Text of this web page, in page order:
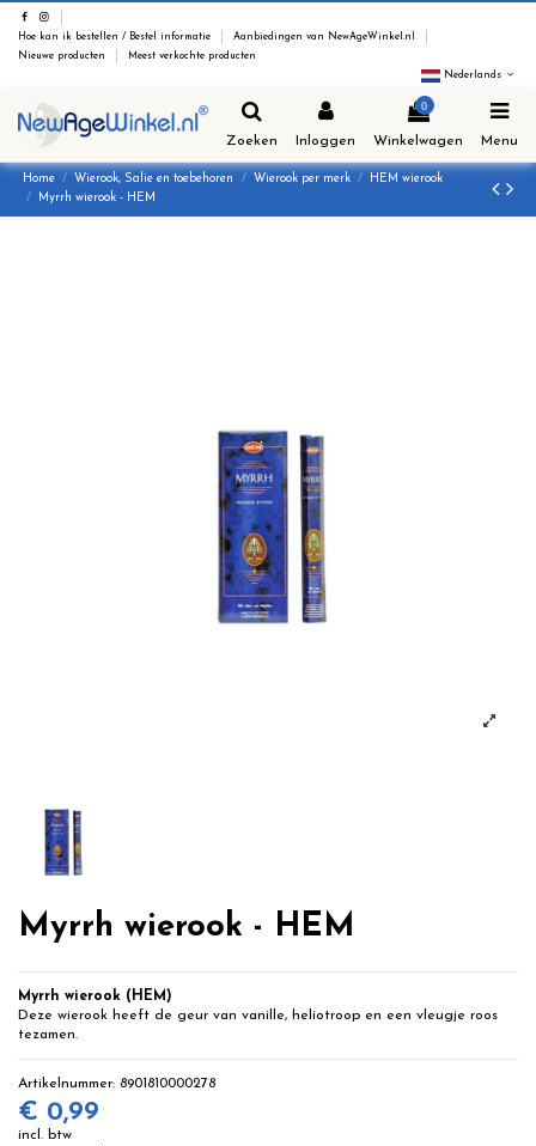
Hoe kan ik bestellen / Bestel informatie
Aanbiedingen van NewAgeWinkel.nl
Nieuwe producten
Meest verkochte producten
Nederlands
Zoeken Inloggen
0
Winkelwagen Menu
Home Wierook, Salie en toebehoren Wierook per merk
HEM wierook
Myrrh wierook - HEM
Myrrh wierook - HEM
Myrrh wierook (HEM)
Deze wierook heeft de geur van vanille, heliotroop en een vleugje roos
tezamen.
Artikelnummer: 8901810000278
€ 0,99
incl. btw